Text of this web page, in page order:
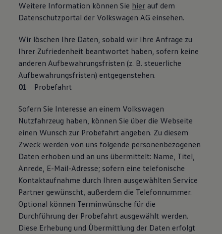
Weitere Information können Sie hier auf dem
Datenschutzportal der Volkswagen AG einsehen.
Wir löschen Ihre Daten, sobald wir Ihre Anfrage zu
Ihrer Zufriedenheit beantwortet haben, sofern keine
anderen Aufbewahrungsfristen (z. B. steuerliche
Aufbewahrungsfristen) entgegenstehen.
Probefahrt
Sofern Sie Interesse an einem Volkswagen
Nutzfahrzeug haben, können Sie über die Webseite
einen Wunsch zur Probefahrt angeben. Zu diesem
Zweck werden von uns folgende personenbezogenen
Daten erhoben und an uns übermittelt: Name, Titel,
Anrede, E-Mail-Adresse; sofern eine telefonische
Kontaktaufnahme durch Ihren ausgewählten Service
Partner gewünscht, außerdem die Telefonnummer.
Optional können Terminwünsche für die
Durchführung der Probefahrt ausgewählt werden.
Diese Erhebung und Übermittlung der Daten erfolgt